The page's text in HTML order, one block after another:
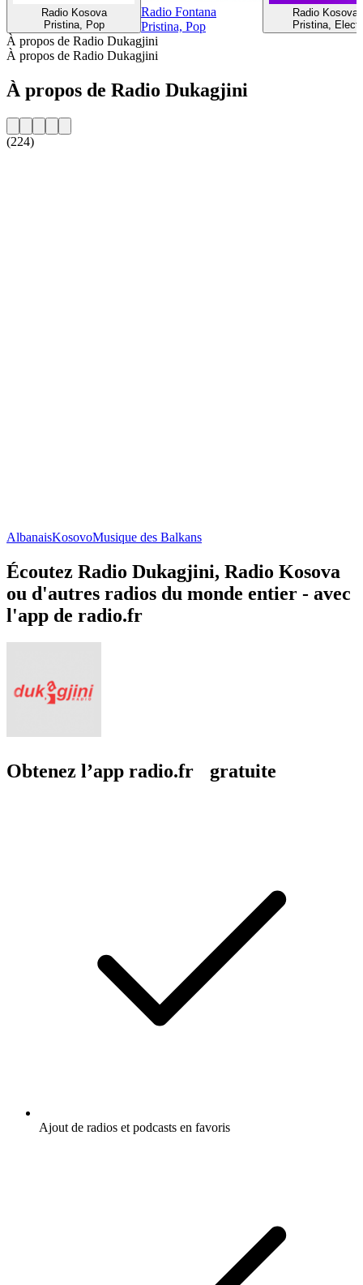
Radio Kosova
Pristina, Pop
Radio Fontana
Pristina, Pop
Radio Kosova
Pristina,
À propos de Radio Dukagjini
À propos de Radio Dukagjini
À propos de Radio Dukagjini
(224)
AlbanaisKosovoMusique des Balkans
Écoutez Radio Dukagjini, Radio Kosova
ou d'autres radios du monde entier - avec
l'app de radio.fr
Obtenez l’app radio.fr gratuite
Ajout de radios et podcasts en favoris